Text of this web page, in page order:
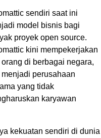
sendiri saat ini
model bisnis bagi
proyek open source.
kini mempekerjakan
di berbagai negara,
perusahaan
yang tidak
karyawan
kekuatan sendiri di dunia